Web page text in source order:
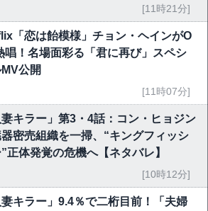
[11時21分]
「恋は飴模様」チョン・ヘインがO
唱！名場面彩る「君に再び」スペシ
公開
[11時07分]
妻キラー」第3・4話：コン・ヒョジン
密売組織を一掃、“キングフィッシ
正体発覚の危機へ【ネタバレ】
[10時12分]
妻キラー」9.4％で二桁目前！「夫婦